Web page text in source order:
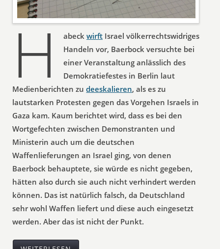
H abeckwirft Israel völkerrechtswidriges
Handeln vor, Baerbock versuchte bei
einer Veranstaltung anlässlich des
Demokratiefestes in Berlin laut
Medienberichten zudeeskalieren, als es zu
lautstarken Protesten gegen das Vorgehen Israels in
Gaza kam. Kaum berichtet wird, dass es bei den
Wortgefechten zwischen Demonstranten und
Ministerin auch um die deutschen
Waffenlieferungen an Israel ging, von denen
Baerbock behauptete, sie würde es nicht gegeben,
hätten also durch sie auch nicht verhindert werden
können. Das ist natürlich falsch, da Deutschland
sehr wohl Waffen liefert und diese auch eingesetzt
werden. Aber das ist nicht der Punkt.